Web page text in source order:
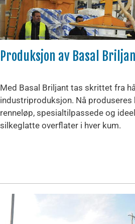
Produksjon av Basal
Med Basal Briljant tas skrittet fra
industriproduksjon. Nå produseres
renneløp, spesialtilpassede og
silkeglatte overflater i hver kum.